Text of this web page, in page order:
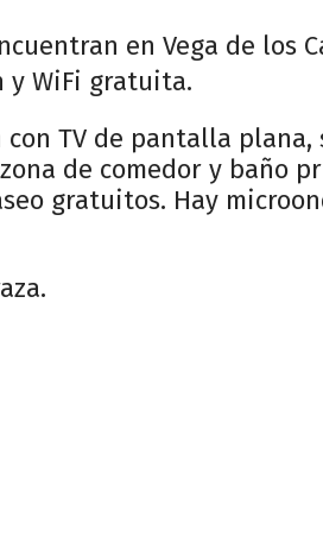
en Vega de los
y WiFi gratuita.
TV de pantalla plana,
de comedor y baño
gratuitos. Hay